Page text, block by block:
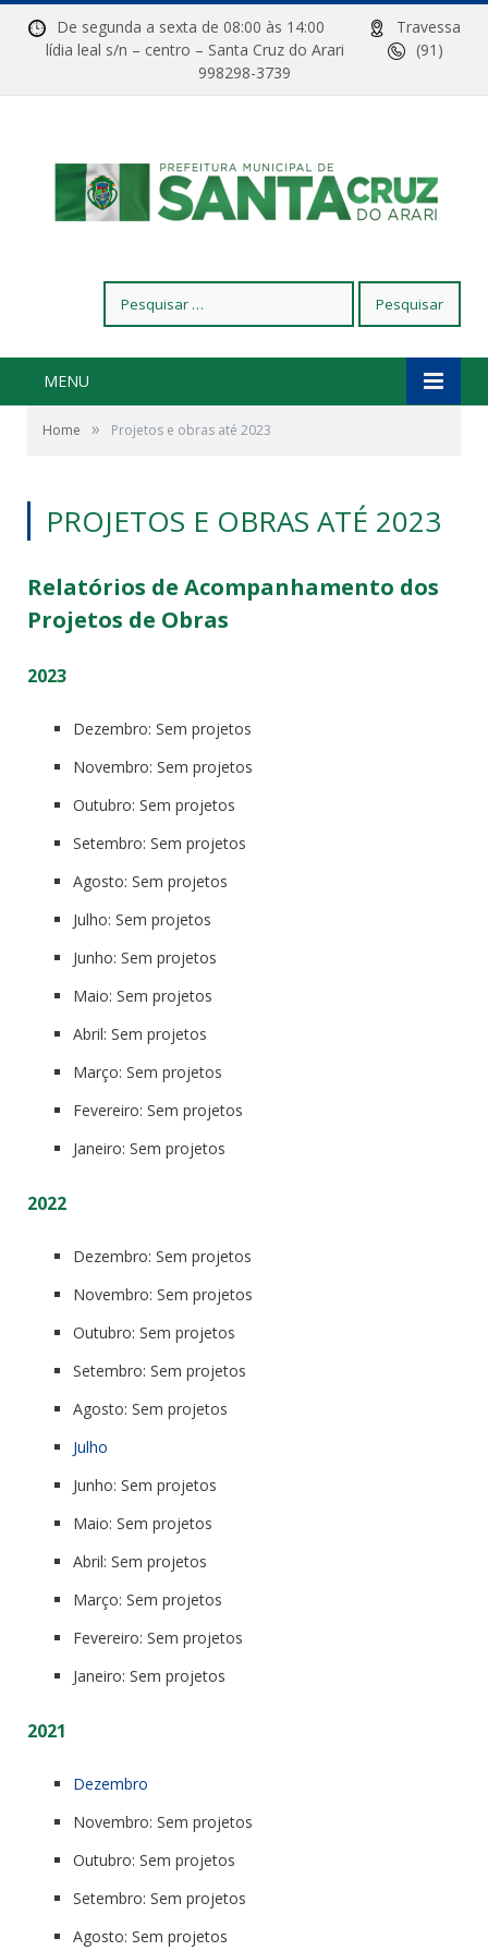
De segunda a sexta de 08:00 às 14:00
Travessa
lídia leal s/n – centro – Santa Cruz do Arari
(91)
998298-3739
por:
MENU
Home » Projetos e obras até 2023
PROJETOS E OBRAS ATÉ 2023
Relatórios de Acompanhamento dos
Projetos de Obras
2023
Dezembro: Sem projetos
Novembro: Sem projetos
Outubro: Sem projetos
Setembro: Sem projetos
Agosto: Sem projetos
Julho: Sem projetos
Junho: Sem projetos
Maio: Sem projetos
Abril: Sem projetos
Março: Sem projetos
Fevereiro: Sem projetos
Janeiro: Sem projetos
2022
Dezembro: Sem projetos
Novembro: Sem projetos
Outubro: Sem projetos
Setembro: Sem projetos
Agosto: Sem projetos
Julho
Junho: Sem projetos
Maio: Sem projetos
Abril: Sem projetos
Março: Sem projetos
Fevereiro: Sem projetos
Janeiro: Sem projetos
2021
Dezembro
Novembro: Sem projetos
Outubro: Sem projetos
Setembro: Sem projetos
Agosto: Sem projetos